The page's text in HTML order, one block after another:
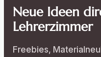
Neue Ideen
Lehrerzimmer
Freebies,